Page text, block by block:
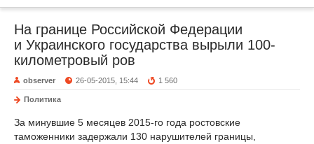
На границе Российской Федерации
и Украинского государства вырыли 100-
километровый ров
observer 26-05-2015, 15:44 1 560
Политика
За минувшие 5 месяцев 2015-го года ростовские
таможенники задержали 130 нарушителей границы,